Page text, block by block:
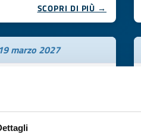
SCOPRI DI PIÙ →
19 marzo 2027